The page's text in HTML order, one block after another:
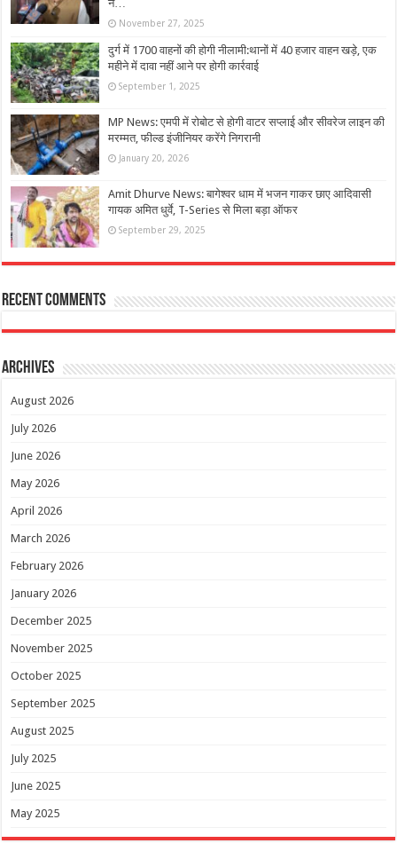
ने…
November 27, 2025
दुर्ग में 1700 वाहनों की होगी नीलामी:थानों में 40 हजार वाहन खड़े, एक
महीने में दावा नहीं आने पर होगी कार्रवाई
September 1, 2025
MP News: एमपी में रोबोट से होगी वाटर सप्लाई और सीवरेज लाइन की
मरम्मत, फील्ड इंजीनियर करेंगे निगरानी
January 20, 2026
Amit Dhurve News: बागेश्वर धाम में भजन गाकर छाए आदिवासी
गायक अमित धुर्वे, T-Series से मिला बड़ा ऑफर
September 29, 2025
Recent Comments
Archives
August 2026
July 2026
June 2026
May 2026
April 2026
March 2026
February 2026
January 2026
December 2025
November 2025
October 2025
September 2025
August 2025
July 2025
June 2025
May 2025